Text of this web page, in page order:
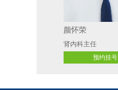
夏先根
消化内科主任
预约挂号